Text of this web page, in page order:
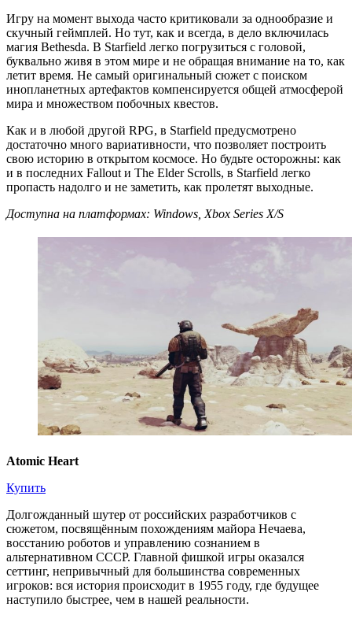
Игру на момент выхода часто критиковали за однообразие и
скучный геймплей. Но тут, как и всегда, в дело включилась
магия Bethesda. В Starfield легко погрузиться с головой,
буквально живя в этом мире и не обращая внимание на то, как
летит время. Не самый оригинальный сюжет с поиском
инопланетных артефактов компенсируется общей атмосферой
мира и множеством побочных квестов.
Как и в любой другой RPG, в Starfield предусмотрено
достаточно много вариативности, что позволяет построить
свою историю в открытом космосе. Но будьте осторожны: как
и в последних Fallout и The Elder Scrolls, в Starfield легко
пропасть надолго и не заметить, как пролетят выходные.
Доступна на платформах: Windows, Xbox Series X/S
Atomic Heart
Купить
Долгожданный шутер от российских разработчиков с
сюжетом, посвящённым похождениям майора Нечаева,
восстанию роботов и управлению сознанием в
альтернативном СССР. Главной фишкой игры оказался
сеттинг, непривычный для большинства современных
игроков: вся история происходит в 1955 году, где будущее
наступило быстрее, чем в нашей реальности.